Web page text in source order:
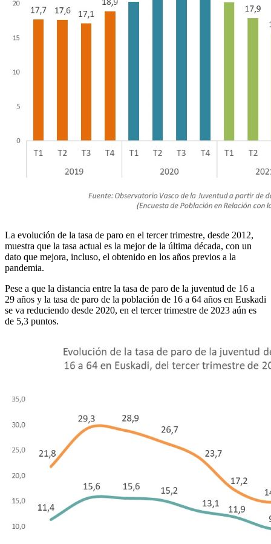
La evolución de la tasa de paro en el tercer trimestre, desde 2012,
muestra que la tasa actual es la mejor de la última década, con un
dato que mejora, incluso, el obtenido en los años previos a la
pandemia.
Pese a que la distancia entre la tasa de paro de la juventud de 16 a
29 años y la tasa de paro de la población de 16 a 64 años en Euskadi
se va reduciendo desde 2020, en el tercer trimestre de 2023 aún es
de 5,3 puntos.